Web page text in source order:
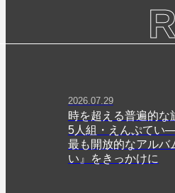
2026.07.29
時を超える普遍的な
5人組・えんぷてい
最も開放的なアルバ
い』をきっかけに